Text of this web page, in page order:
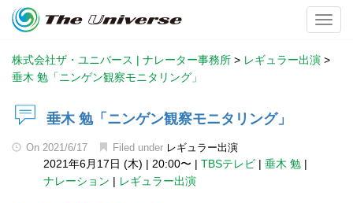
株式会社ザ・ユニバース | ナレーター事務所 > レギュラー出演 >
垂木 勉「ニンゲン観察モニタリング」
垂木 勉「ニンゲン観察モニタリング」
On 2021/6/17 Filed under レギュラー出演
2021年6月17日 (木) | 20:00〜 | TBSテレビ | 垂木 勉 |
ナレーション | レギュラー出演